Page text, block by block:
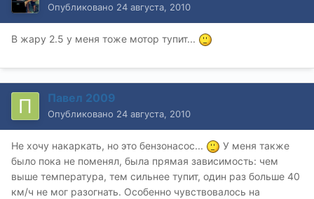
Опубликовано 24 августа, 2010
В жару 2.5 у меня тоже мотор тупит...
Павел 2009
Опубликовано 24 августа, 2010
Не хочу накаркать, но это бензонасос...
У меня также
было пока не поменял, была прямая зависимость: чем
выше температура, тем сильнее тупит, один раз больше 40
км/ч не мог разогнать. Особенно чувствовалось на